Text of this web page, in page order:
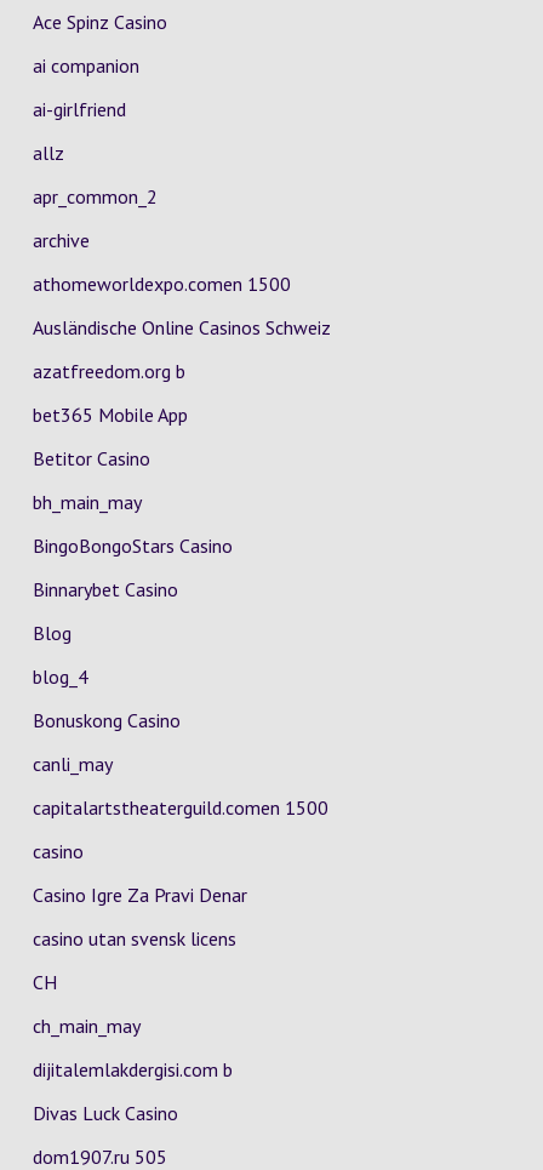
Ace Spinz Casino
ai companion
ai-girlfriend
allz
apr_common_2
archive
athomeworldexpo.comen 1500
Ausländische Online Casinos Schweiz
azatfreedom.org b
bet365 Mobile App
Betitor Casino
bh_main_may
BingoBongoStars Casino
Binnarybet Casino
Blog
blog_4
Bonuskong Casino
canli_may
capitalartstheaterguild.comen 1500
casino
Casino Igre Za Pravi Denar
casino utan svensk licens
CH
ch_main_may
dijitalemlakdergisi.com b
Divas Luck Casino
dom1907.ru 505